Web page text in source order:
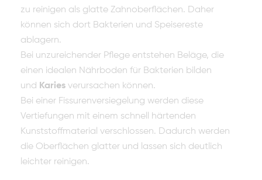
zu reinigen als glatte Zahnoberflächen. Daher
können sich dort Bakterien und Speisereste
ablagern.
Bei unzureichender Pflege entstehen Beläge, die
einen idealen Nährboden für Bakterien bilden
und Karies verursachen können.
Bei einer Fissurenversiegelung werden diese
Vertiefungen mit einem schnell härtenden
Kunststoffmaterial verschlossen. Dadurch werden
die Oberflächen glatter und lassen sich deutlich
leichter reinigen.